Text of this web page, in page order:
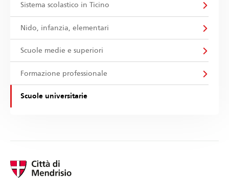
Sistema scolastico in Ticino
Nido, infanzia, elementari
Scuole medie e superiori
Formazione professionale
Scuole universitarie